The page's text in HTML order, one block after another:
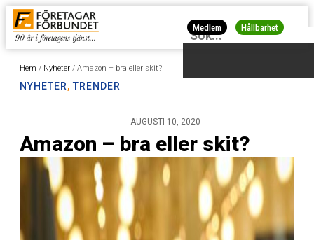
Medlem Hållbarhet
Hem / Nyheter / Amazon – bra eller skit?
NYHETER, TRENDER
AUGUSTI 10, 2020
Amazon – bra eller skit?